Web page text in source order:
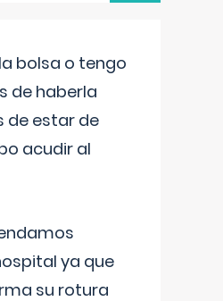
bolsa o tengo
de haberla
de estar de
acudir al
ya que
su rotura